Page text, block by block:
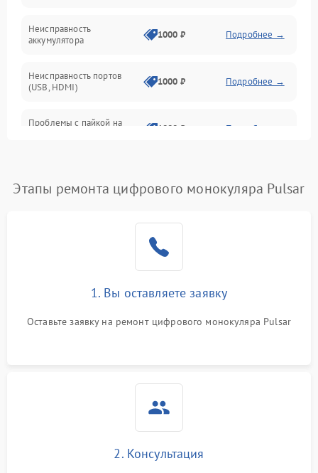
Неисправность
аккумулятора
1000 ₽ Подробнее →
Неисправность портов
(USB, HDMI)
1000 ₽ Подробнее →
Проблемы с пайкой на
1000 ₽ Подробнее →
500 ₽
1500 ₽
изображения
1000 ₽ Подробнее →
2000 ₽
Проблемы с заземлением 1000 ₽
Этапы ремонта цифрового монокуляра Pulsar
1. Вы оставляете заявку
Оставьте заявку на ремонт цифрового монокуляра Pulsar
2. Консультация